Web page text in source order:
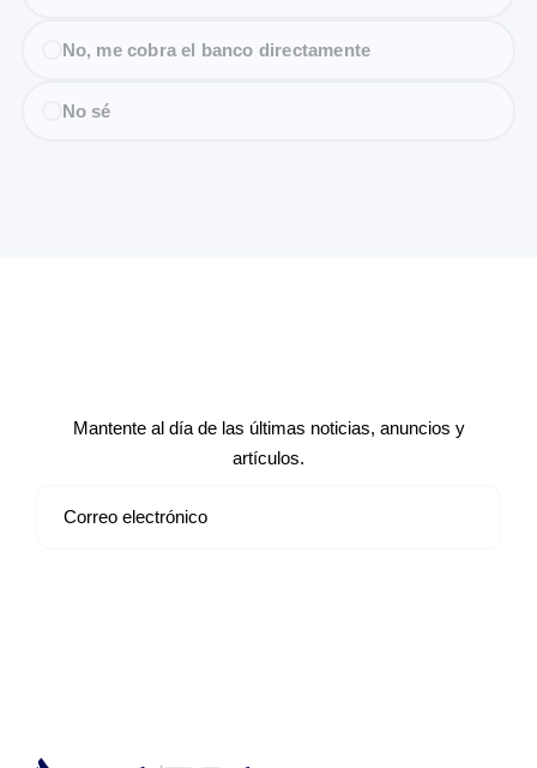
No, me cobra el banco directamente
No sé
Mantente al día de las últimas noticias, anuncios y
artículos.